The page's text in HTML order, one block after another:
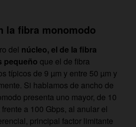
la fibra monomodo
del núcleo, el de la fibra
pequeño que el de fibra
típicos de 9 µm y entre 50 µm y
Si hablamos de ancho de
presenta uno mayor, de 10
a 100 Gbps, al anular el
principal factor limitante